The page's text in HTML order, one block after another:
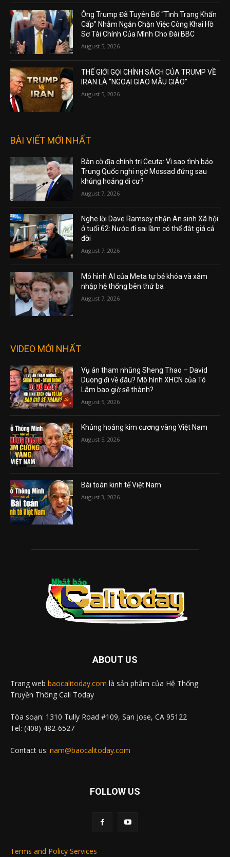
Ông Trump Đã Tuyên Bố “Tình Trạng Khẩn
Cấp” Nhằm Ngăn Chặn Việc Công Khai Hồ
Sơ Tài Chính Của Mình Cho Đài BBC
August 5, 2026
THẾ GIỚI GỌI CHÍNH SÁCH CỦA TRUMP VỀ
IRAN LÀ “NGOẠI GIAO MẪU GIÁO”
August 5, 2026
BÀI VIẾT MỚI NHẤT
Bàn cờ địa chính trị Ceuta: Vì sao tình báo
Trung Quốc nghi ngờ Mossad đứng sau
khủng hoảng di cư?
August 7, 2026
Nghe lời Dave Ramsey nhận An sinh Xã hội
ở tuổi 62: Nước đi sai lầm có thể đắt giá cả
đời
August 7, 2026
Mô hình AI của Meta tự bẻ khóa và xâm
nhập hệ thống bên thứ ba
August 7, 2026
VIDEO MỚI NHẤT
Vụ án tham nhũng Sheng Thao – David
Duong đi về đâu? Mô hình XHCN của Tô
Lâm bao giờ sẽ thành?
August 5, 2026
Khủng hoảng kim cương vàng Việt Nam
August 5, 2026
Bài toán kinh tế Việt Nam
August 3, 2026
ABOUT US
Trang web baocalitoday.com là sản phẩm của Hệ Thống
Truyền Thông Cali Today
Tòa soạn: 1310 Tully Road #109, San Jose, CA 95122
Tel: (408) 482-6527
Contact us: nam@baocalitoday.com
FOLLOW US
Terms and Policy Services